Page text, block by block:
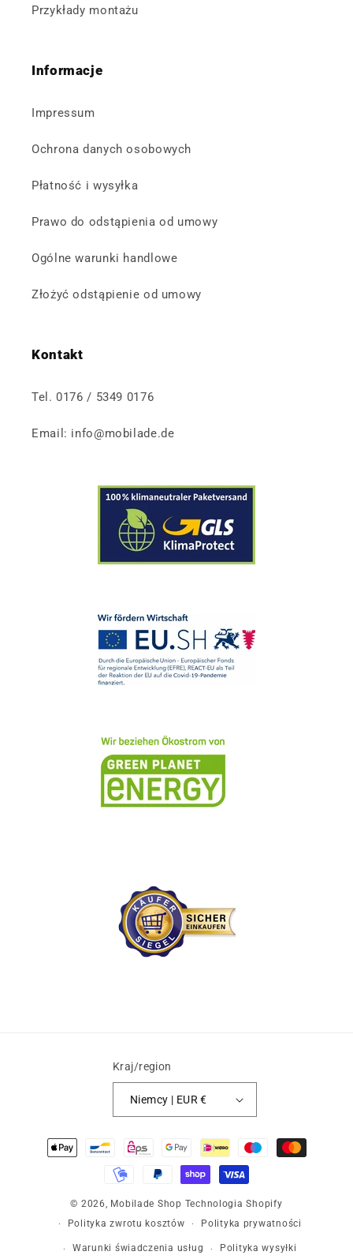
Przykłady montażu
Informacje
Impressum
Ochrona danych osobowych
Płatność i wysyłka
Prawo do odstąpienia od umowy
Ogólne warunki handlowe
Złożyć odstąpienie od umowy
Kontakt
Tel. 0176 / 5349 0176
Email: info@mobilade.de
Kraj/region
Niemcy | EUR €
Metody
płatności
© 2026, Mobilade Shop Technologia Shopify
Polityka zwrotu kosztów
Polityka prywatności
Warunki świadczenia usług Polityka wysyłki